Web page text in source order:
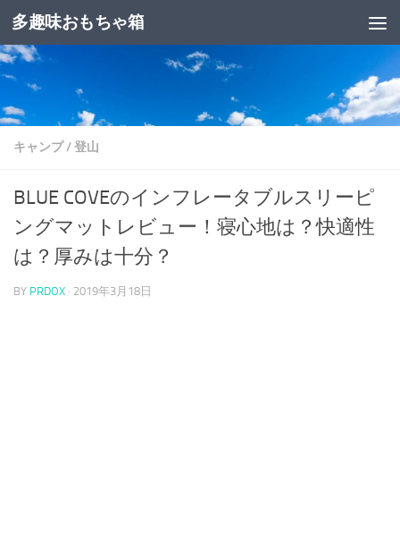
コンテンツへスキップ
多趣味おもちゃ箱
キャンプ/登山
BLUE COVEのインフレータブルスリーピ
ングマットレビュー！寝心地は？快適性
は？厚みは十分？
BY PRDOX · 2019年3月18日